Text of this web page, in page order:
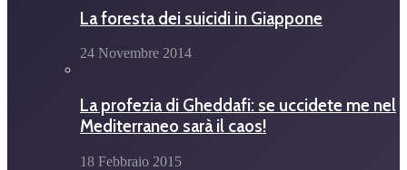
La foresta dei suicidi in Giappone
24 Novembre 2014
La profezia di Gheddafi: se uccidete me nel
Mediterraneo sarà il caos!
18 Febbraio 2015